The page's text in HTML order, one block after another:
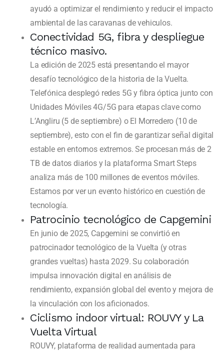
ayudó a optimizar el rendimiento y reducir el impacto
ambiental de las caravanas de vehiculos.
Conectividad 5G, fibra y despliegue
técnico masivo.
La edición de 2025 está presentando el mayor
desafío tecnológico de la historia de la Vuelta.
Telefónica desplegó redes 5G y fibra óptica junto con
Unidades Móviles 4G/5G para etapas clave como
L’Angliru (5 de septiembre) o El Morredero (10 de
septiembre), esto con el fin de garantizar señal digital
estable en entornos extremos. Se procesan más de 2
TB de datos diarios y la plataforma Smart Steps
analiza más de 100 millones de eventos móviles.
Estamos por ver un evento histórico en cuestión de
tecnología.
Patrocinio tecnológico de Capgemini
En junio de 2025, Capgemini se convirtió en
patrocinador tecnológico de la Vuelta (y otras
grandes vueltas) hasta 2029. Su colaboración
impulsa innovación digital en análisis de
rendimiento, expansión global del evento y mejora de
la vinculación con los aficionados.
Ciclismo indoor virtual: ROUVY y La
Vuelta Virtual
ROUVY, plataforma de realidad aumentada para